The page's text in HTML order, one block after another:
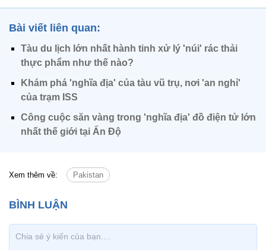
Bài viết liên quan:
Tàu du lịch lớn nhất hành tinh xử lý 'núi' rác thải
thực phẩm như thế nào?
Khám phá 'nghĩa địa' của tàu vũ trụ, nơi 'an nghỉ'
của trạm ISS
Công cuộc săn vàng trong 'nghĩa địa' đồ điện tử lớn
nhất thế giới tại Ấn Độ
Xem thêm về: Pakistan